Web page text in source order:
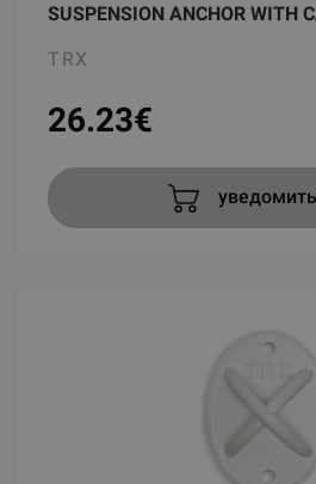
SUSPENSION ANCHOR WITH
TRX
26.23€